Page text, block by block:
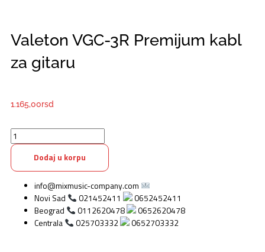
Valeton VGC-3R Premijum kabl
za gitaru
1.165,00rsd
Valeton
VGC-
Premijum
količina
Dodaj u korpu
info@mixmusic-company.com
Novi Sad
021452411
0652452411
Beograd
0112620478
0652620478
Centrala
025703332 0652703332